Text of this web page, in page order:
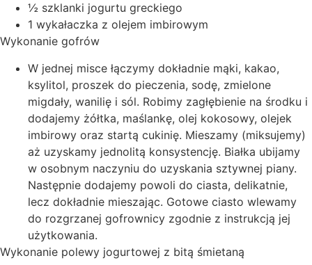
½ szklanki jogurtu greckiego
1 wykałaczka z olejem imbirowym
Wykonanie gofrów
W jednej misce łączymy dokładnie mąki, kakao,
ksylitol, proszek do pieczenia, sodę, zmielone
migdały, wanilię i sól. Robimy zagłębienie na środku i
dodajemy żółtka, maślankę, olej kokosowy, olejek
imbirowy oraz startą cukinię. Mieszamy (miksujemy)
aż uzyskamy jednolitą konsystencję. Białka ubijamy
w osobnym naczyniu do uzyskania sztywnej piany.
Następnie dodajemy powoli do ciasta, delikatnie,
lecz dokładnie mieszając. Gotowe ciasto wlewamy
do rozgrzanej gofrownicy zgodnie z instrukcją jej
użytkowania.
Wykonanie polewy jogurtowej z bitą śmietaną